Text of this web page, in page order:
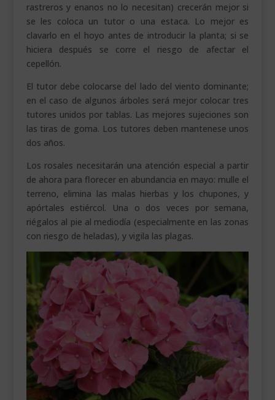
rastreros y enanos no lo necesitan) crecerán mejor si
se les coloca un tutor o una estaca. Lo mejor es
clavarlo en el hoyo antes de introducir la planta; si se
hiciera después se corre el riesgo de afectar el
cepellón.
El tutor debe colocarse del lado del viento dominante;
en el caso de algunos árboles será mejor colocar tres
tutores unidos por tablas. Las mejores sujeciones son
las tiras de goma. Los tutores deben mantenese unos
dos años.
Los rosales necesitarán una atención especial a partir
de ahora para florecer en abundancia en mayo: mulle el
terreno, elimina las malas hierbas y los chupones, y
apórtales estiércol. Una o dos veces por semana,
riégalos al pie al mediodía (especialmente en las zonas
con riesgo de heladas), y vigila las plagas.